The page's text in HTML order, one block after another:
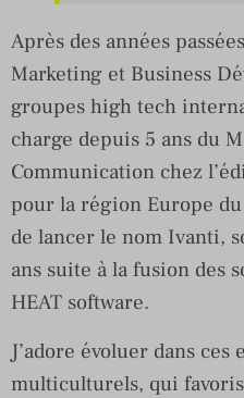
Après des années
Marketing et Business
groupes high tech
charge depuis 5 ans du
Communication chez
pour la région Europe du
de lancer le nom Ivanti,
ans suite à la fusion des
HEAT software.
J’adore évoluer dans
multiculturels, qui